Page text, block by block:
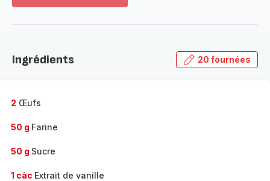
gamme
Ingrédients 20 fournées
2 Œufs
50 g Farine
50 g Sucre
1 càc Extrait de vanille